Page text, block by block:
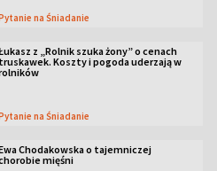
Pytanie na Śniadanie
z „Rolnik szuka żony” o cenach
truskawek. Koszty i pogoda uderzają w
Pytanie na Śniadanie
Chodakowska o tajemniczej
mięśni